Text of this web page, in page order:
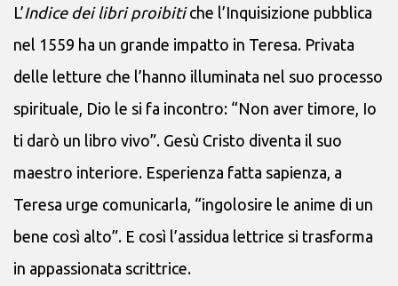
L’Indice dei libri proibitiche l’Inquisizione pubblica
nel 1559 ha un grande impatto in Teresa. Privata
delle letture che l’hanno illuminata nel suo processo
spirituale, Dio le si fa incontro: “Non aver timore, Io
ti darò un libro vivo”. Gesù Cristo diventa il suo
maestro interiore. Esperienza fatta sapienza, a
Teresa urge comunicarla, “ingolosire le anime di un
bene così alto”. E così l’assidua lettrice si trasforma
in appassionata scrittrice.